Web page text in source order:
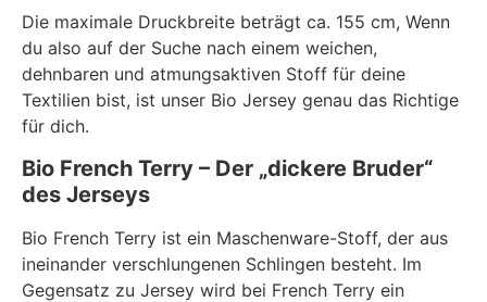
Die maximale Druckbreite beträgt ca. 155 cm, Wenn
du also auf der Suche nach einem weichen,
dehnbaren und atmungsaktiven Stoff für deine
Textilien bist, ist unser Bio Jersey genau das Richtige
für dich.
Bio French Terry – Der „dickere Bruder“
des Jerseys
Bio French Terry ist ein Maschenware-Stoff, der aus
ineinander verschlungenen Schlingen besteht. Im
Gegensatz zu Jersey wird bei French Terry ein